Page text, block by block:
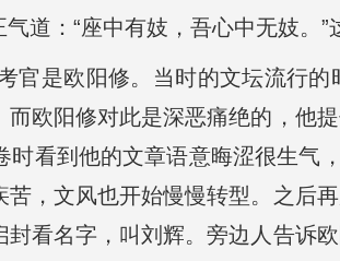
：“座中有妓，吾心中无妓。”
官是欧阳修。当时的文坛流行
欧阳修对此是深恶痛绝的，他
看到他的文章语意晦涩很生气
，文风也开始慢慢转型。之后
看名字，叫刘辉。旁边人告诉